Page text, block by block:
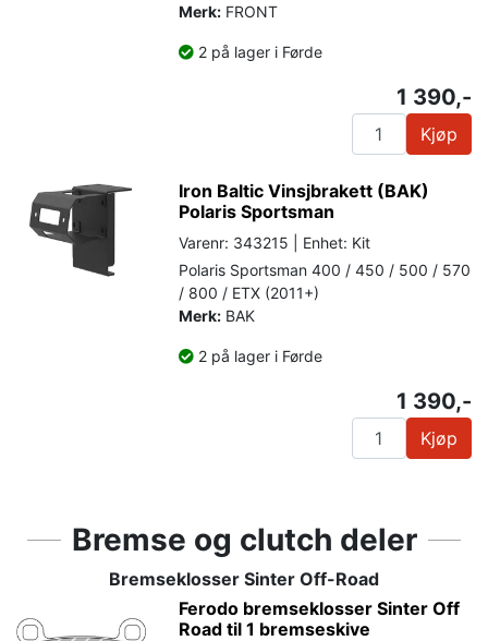
Merk: FRONT
2 på lager i Førde
1 390,-
Kjøp
Iron Baltic Vinsjbrakett (BAK)
Polaris Sportsman
Varenr: 343215 | Enhet: Kit
Polaris Sportsman 400 / 450 / 500 / 570
/ 800 / ETX (2011+)
Merk: BAK
2 på lager i Førde
1 390,-
Kjøp
Bremse og clutch deler
Bremseklosser Sinter Off-Road
Ferodo bremseklosser Sinter Off
Road til 1 bremseskive